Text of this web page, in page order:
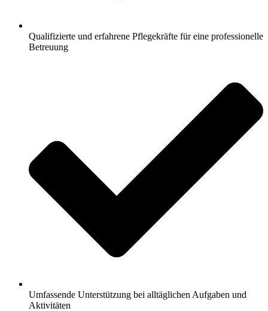
Qualifizierte und erfahrene Pflegekräfte für eine professionelle
Betreuung
Umfassende Unterstützung bei alltäglichen Aufgaben und
Aktivitäten